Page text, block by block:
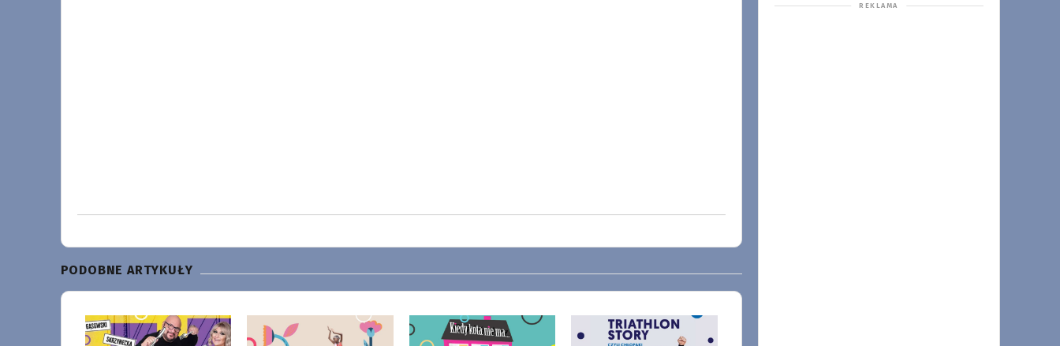
PODOBNE ARTYKUŁY